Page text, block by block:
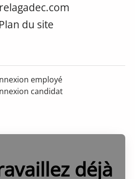
Plan du site
employé
candidat
déjà